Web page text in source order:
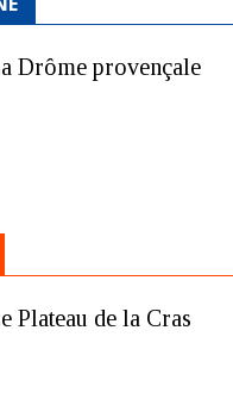
Drôme provençale
Plateau de la Cras